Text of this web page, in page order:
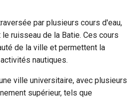
par plusieurs cours d'eau,
ruisseau de la Batie. Ces cours
de la ville et permettent la
nautiques.
ville universitaire, avec plusieurs
supérieur, tels que